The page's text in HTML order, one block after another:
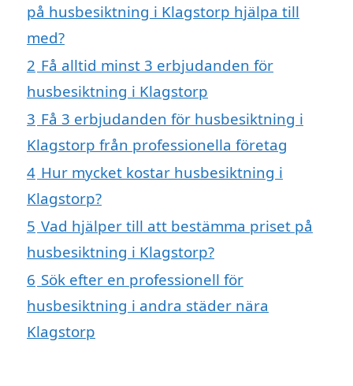
på husbesiktning i Klagstorp hjälpa till
med?
2 Få alltid minst 3 erbjudanden för
husbesiktning i Klagstorp
3 Få 3 erbjudanden för husbesiktning i
Klagstorp från professionella företag
4 Hur mycket kostar husbesiktning i
Klagstorp?
5 Vad hjälper till att bestämma priset på
husbesiktning i Klagstorp?
6 Sök efter en professionell för
husbesiktning i andra städer nära
Klagstorp